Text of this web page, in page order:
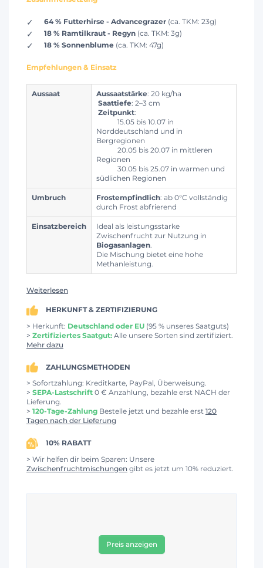
64 % Futterhirse - Advancegrazer (ca. TKM: 23g)
18 % Ramtilkraut - Regyn (ca. TKM: 3g)
18 % Sonnenblume (ca. TKM: 47g)
Empfehlungen & Einsatz
Aussaat Aussaatstärke: 20 kg/ha
Saattiefe: 2–3 cm
Zeitpunkt:
15.05 bis 10.07 in
Norddeutschland und in
Bergregionen
20.05 bis 20.07 in mittleren
Regionen
30.05 bis 25.07 in warmen und
südlichen Regionen
Umbruch Frostempfindlich: ab 0°C vollständig
durch Frost abfrierend
Einsatzbereich
Ideal als leistungsstarke
Zwischenfrucht zur Nutzung in
Biogasanlagen.
Die Mischung bietet eine hohe
Methanleistung.
Weiterlesen
HERKUNFT & ZERTIFIZIERUNG
> Herkunft: Deutschland oder EU (95 % unseres Saatguts)
> Zertifiziertes Saatgut: Alle unsere Sorten sind zertifiziert.
Mehr dazu
ZAHLUNGSMETHODEN
> Sofortzahlung: Kreditkarte, PayPal, Überweisung.
> SEPA-Lastschrift 0 € Anzahlung, bezahle erst NACH der
Lieferung.
> 120-Tage-Zahlung Bestelle jetzt und bezahle erst 120
Tagen nach der Lieferung
10% RABATT
> Wir helfen dir beim Sparen: Unsere
Zwischenfruchtmischungen gibt es jetzt um 10% reduziert.
Preis anzeigen